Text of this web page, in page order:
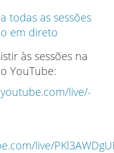
todas as sessões
em direto
às sessões na
YouTube:
live/-
live/